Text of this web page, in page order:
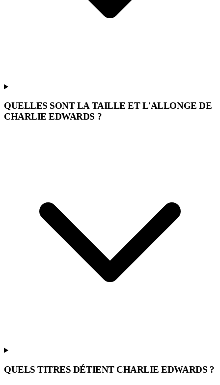
QUELLES SONT LA TAILLE ET L'ALLONGE DE
CHARLIE EDWARDS ?
QUELS TITRES DÉTIENT CHARLIE EDWARDS ?